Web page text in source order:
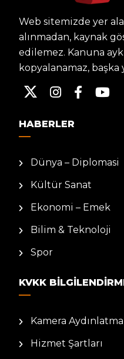
Web sitemizde yer
alınmadan, kaynak
edilemez. Kanuna
kopyalanamaz, başka
HABERLER
Dünya – Diplomasi
Kültür Sanat
Ekonomi – Emek
Bilim & Teknoloji
Spor
KVKK
Kamera
Hizmet Şartları